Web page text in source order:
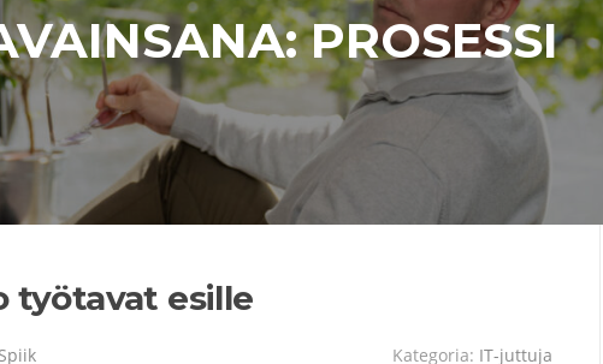
PROSESSI
työtavat esille
Kategoria: IT-juttuja